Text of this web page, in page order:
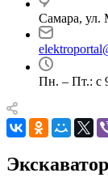
Самара, ул.
Пн. – Пт.: с